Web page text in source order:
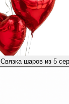
Связка шаров из 5